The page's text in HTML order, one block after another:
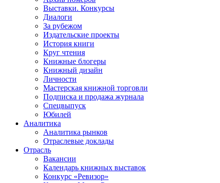
Выставки. Конкурсы
Диалоги
За рубежом
Издательские проекты
История книги
Круг чтения
Книжные блогеры
Книжный дизайн
Личности
Мастерская книжной торговли
Подписка и продажа журнала
Спецвыпуск
Юбилей
Аналитика
Аналитика рынков
Отраслевые доклады
Отрасль
Вакансии
Календарь книжных выставок
Конкурс «Ревизор»